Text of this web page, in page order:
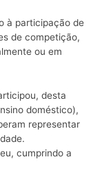
à participação de
de competição,
ou em
desta
doméstico),
representar
cumprindo a